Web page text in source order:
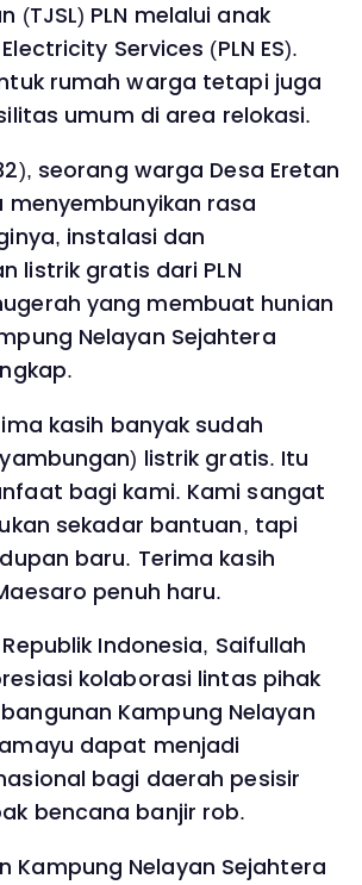
(TJSL) PLN melalui anak
Services (PLN ES).
rumah warga tetapi juga
umum di area relokasi.
seorang warga Desa Eretan
menyembunyikan rasa
instalasi dan
listrik gratis dari PLN
yang membuat hunian
Nelayan Sejahtera
kasih banyak sudah
listrik gratis. Itu
bagi kami. Kami sangat
sekadar bantuan, tapi
baru. Terima kasih
penuh haru.
Indonesia, Saifullah
kolaborasi lintas pihak
Kampung Nelayan
dapat menjadi
bagi daerah pesisir
bencana banjir rob.
Kampung Nelayan Sejahtera